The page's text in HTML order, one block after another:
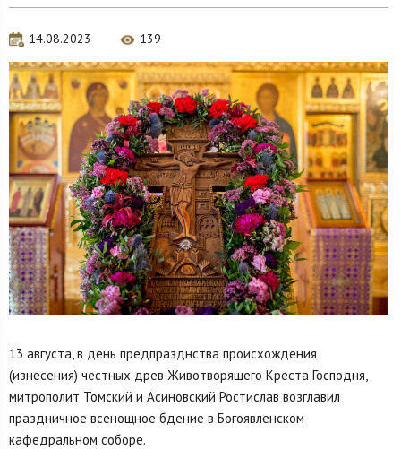
14.08.2023 139
13 августа, в день предпразднства происхождения
(изнесения) честных древ Животворящего Креста Господня,
митрополит Томский и Асиновский Ростислав возглавил
праздничное всенощное бдение в Богоявленском
кафедральном соборе.